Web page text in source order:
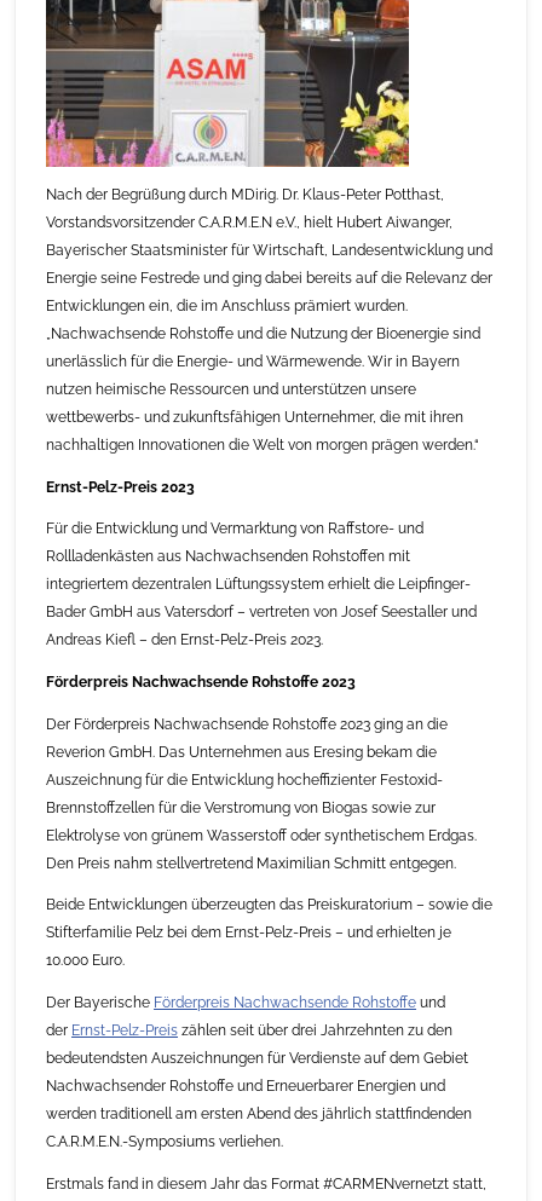
Nach der Begrüßung durch MDirig. Dr. Klaus-Peter Potthast,
Vorstandsvorsitzender C.A.R.M.E.N e.V., hielt Hubert Aiwanger,
Bayerischer Staatsminister für Wirtschaft, Landesentwicklung und
Energie seine Festrede und ging dabei bereits auf die Relevanz der
Entwicklungen ein, die im Anschluss prämiert wurden.
„Nachwachsende Rohstoffe und die Nutzung der Bioenergie sind
unerlässlich für die Energie- und Wärmewende. Wir in Bayern
nutzen heimische Ressourcen und unterstützen unsere
wettbewerbs- und zukunftsfähigen Unternehmer, die mit ihren
nachhaltigen Innovationen die Welt von morgen prägen werden.“
Ernst-Pelz-Preis 2023
Für die Entwicklung und Vermarktung von Raffstore- und
Rollladenkästen aus Nachwachsenden Rohstoffen mit
integriertem dezentralen Lüftungssystem erhielt die Leipfinger-
Bader GmbH aus Vatersdorf – vertreten von Josef Seestaller und
Andreas Kiefl – den Ernst-Pelz-Preis 2023.
Förderpreis Nachwachsende Rohstoffe 2023
Der Förderpreis Nachwachsende Rohstoffe 2023 ging an die
Reverion GmbH. Das Unternehmen aus Eresing bekam die
Auszeichnung für die Entwicklung hocheffizienter Festoxid-
Brennstoffzellen für die Verstromung von Biogas sowie zur
Elektrolyse von grünem Wasserstoff oder synthetischem Erdgas.
Den Preis nahm stellvertretend Maximilian Schmitt entgegen.
Beide Entwicklungen überzeugten das Preiskuratorium – sowie die
Stifterfamilie Pelz bei dem Ernst-Pelz-Preis – und erhielten je
10.000 Euro.
Der Bayerische Förderpreis Nachwachsende Rohstoffe und
der Ernst-Pelz-Preis zählen seit über drei Jahrzehnten zu den
bedeutendsten Auszeichnungen für Verdienste auf dem Gebiet
Nachwachsender Rohstoffe und Erneuerbarer Energien und
werden traditionell am ersten Abend des jährlich stattfindenden
C.A.R.M.E.N.-Symposiums verliehen.
Erstmals fand in diesem Jahr das Format #CARMENvernetzt statt,